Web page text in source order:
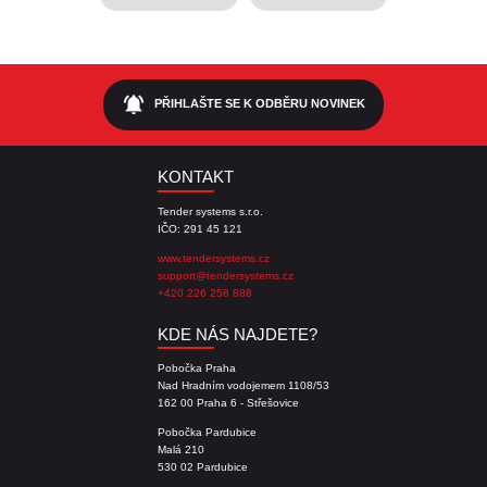
notifications_active PŘIHLAŠTE SE K ODBĚRU NOVINEK
KONTAKT
Tender systems s.r.o.
IČO: 291 45 121
www.tendersystems.cz
support@tendersystems.cz
+420 226 258 888
KDE NÁS NAJDETE?
Pobočka Praha
Nad Hradním vodojemem 1108/53
162 00 Praha 6 - Střešovice
Pobočka Pardubice
Malá 210
530 02 Pardubice